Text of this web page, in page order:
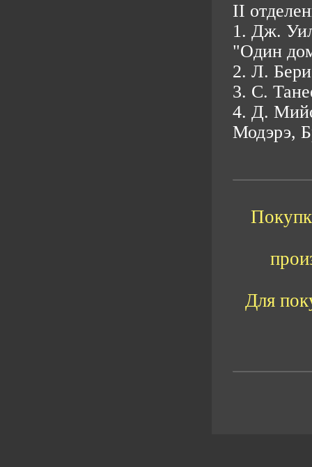
II
1. Дж.
"Один
2. Л.
3. С.
4. Д.
Модэрэ,
Для